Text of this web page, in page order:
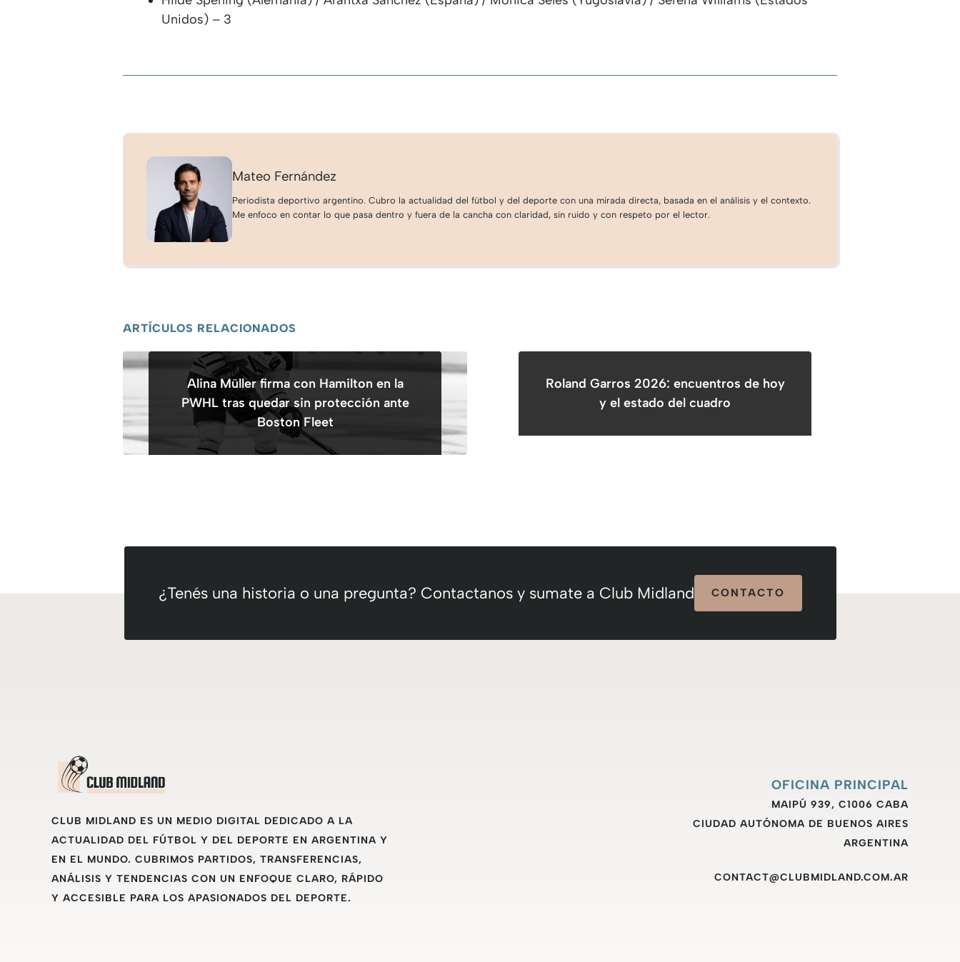
Unidos) – 3
Mateo Fernández
Periodista deportivo argentino. Cubro la actualidad del fútbol y del deporte con una mirada directa, basada en el análisis y el contexto.
Me enfoco en contar lo que pasa dentro y fuera de la cancha con claridad, sin ruido y con respeto por el lector.
ARTÍCULOS RELACIONADOS
Alina Müller firma con Hamilton en la
PWHL tras quedar sin protección ante
Boston Fleet
Roland Garros 2026: encuentros de hoy
y el estado del cuadro
¿Tenés una historia o una pregunta? Contactanos y sumate a Club Midland CONTACTO
CLUB MIDLAND ES UN MEDIO DIGITAL DEDICADO A LA
ACTUALIDAD DEL FÚTBOL Y DEL DEPORTE EN ARGENTINA Y
EN EL MUNDO. CUBRIMOS PARTIDOS, TRANSFERENCIAS,
ANÁLISIS Y TENDENCIAS CON UN ENFOQUE CLARO, RÁPIDO
Y ACCESIBLE PARA LOS APASIONADOS DEL DEPORTE.
OFICINA PRINCIPAL
MAIPÚ 939, C1006 CABA
CIUDAD AUTÓNOMA DE BUENOS AIRES
ARGENTINA
CONTACT@CLUBMIDLAND.COM.AR